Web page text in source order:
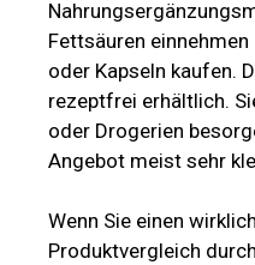
Fettsäuren
oder Kapseln kaufen.
rezeptfrei erhältlich.
oder Drogerien
Angebot meist sehr
Wenn Sie einen
Produktvergleich